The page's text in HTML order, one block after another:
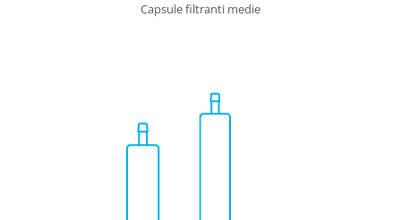
Capsule filtranti medie